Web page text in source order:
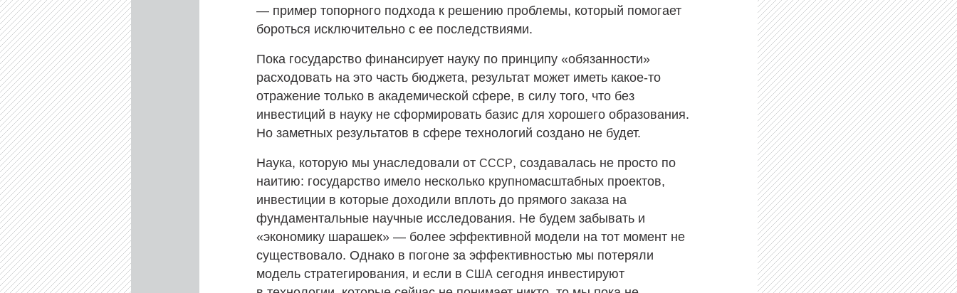
— пример топорного подхода к решению проблемы, который помогает
бороться исключительно с ее последствиями.
Пока государство финансирует науку по принципу «обязанности»
расходовать на это часть бюджета, результат может иметь какое-то
отражение только в академической сфере, в силу того, что без
инвестиций в науку не сформировать базис для хорошего образования.
Но заметных результатов в сфере технологий создано не будет.
Наука, которую мы унаследовали от СССР, создавалась не просто по
наитию: государство имело несколько крупномасштабных проектов,
инвестиции в которые доходили вплоть до прямого заказа на
фундаментальные научные исследования. Не будем забывать и
«экономику шарашек» — более эффективной модели на тот момент не
существовало. Однако в погоне за эффективностью мы потеряли
модель стратегирования, и если в США сегодня инвестируют